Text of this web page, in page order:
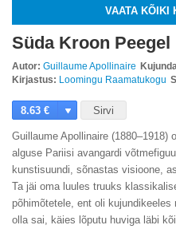
VAATA KÕIKI
Süda Kroon Peegel
Autor: Guillaume Apollinaire
Kirjastus: Loomingu Raamatukogu
8.63 € Sirvi
Guillaume Apollinaire (1880–1918)
alguse Pariisi avangardi
kunstisuundi, sõnastas visioone,
Ta jäi oma luules truuks
põhimõtetele, ent oli
olla sai, käies lõputu huviga läbi